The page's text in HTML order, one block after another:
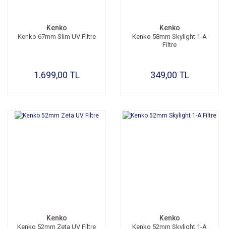
Kenko
Kenko 67mm Slim UV Filtre
1.699,00 TL
Kenko
Kenko 58mm Skylight 1-A
Filtre
349,00 TL
Kenko
Kenko 52mm Zeta UV Filtre
Kenko
Kenko 52mm Skylight 1-A